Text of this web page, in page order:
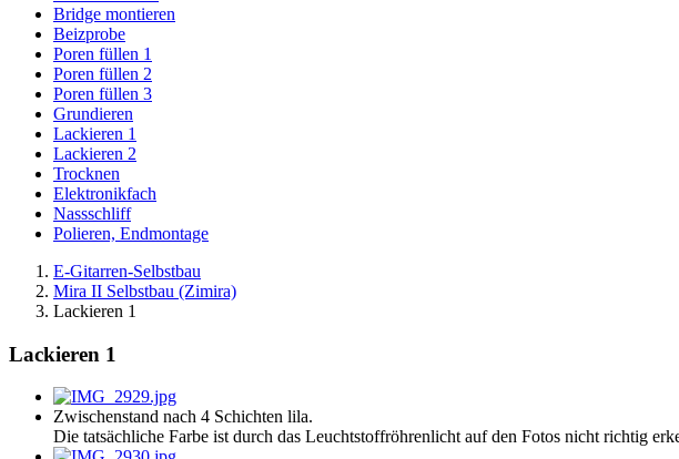
Bridge montieren
Beizprobe
Poren füllen 1
Poren füllen 2
Poren füllen 3
Grundieren
Lackieren 1
Lackieren 2
Trocknen
Elektronikfach
Nassschliff
Polieren, Endmontage
E-Gitarren-Selbstbau
Mira II Selbstbau (Zimira)
Lackieren 1
Lackieren 1
Zwischenstand nach 4 Schichten lila.
Die tatsächliche Farbe ist durch das Leuchtstoffröhrenlicht auf den Fotos nicht richtig